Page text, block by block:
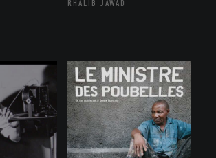
RHALIB JAWAD